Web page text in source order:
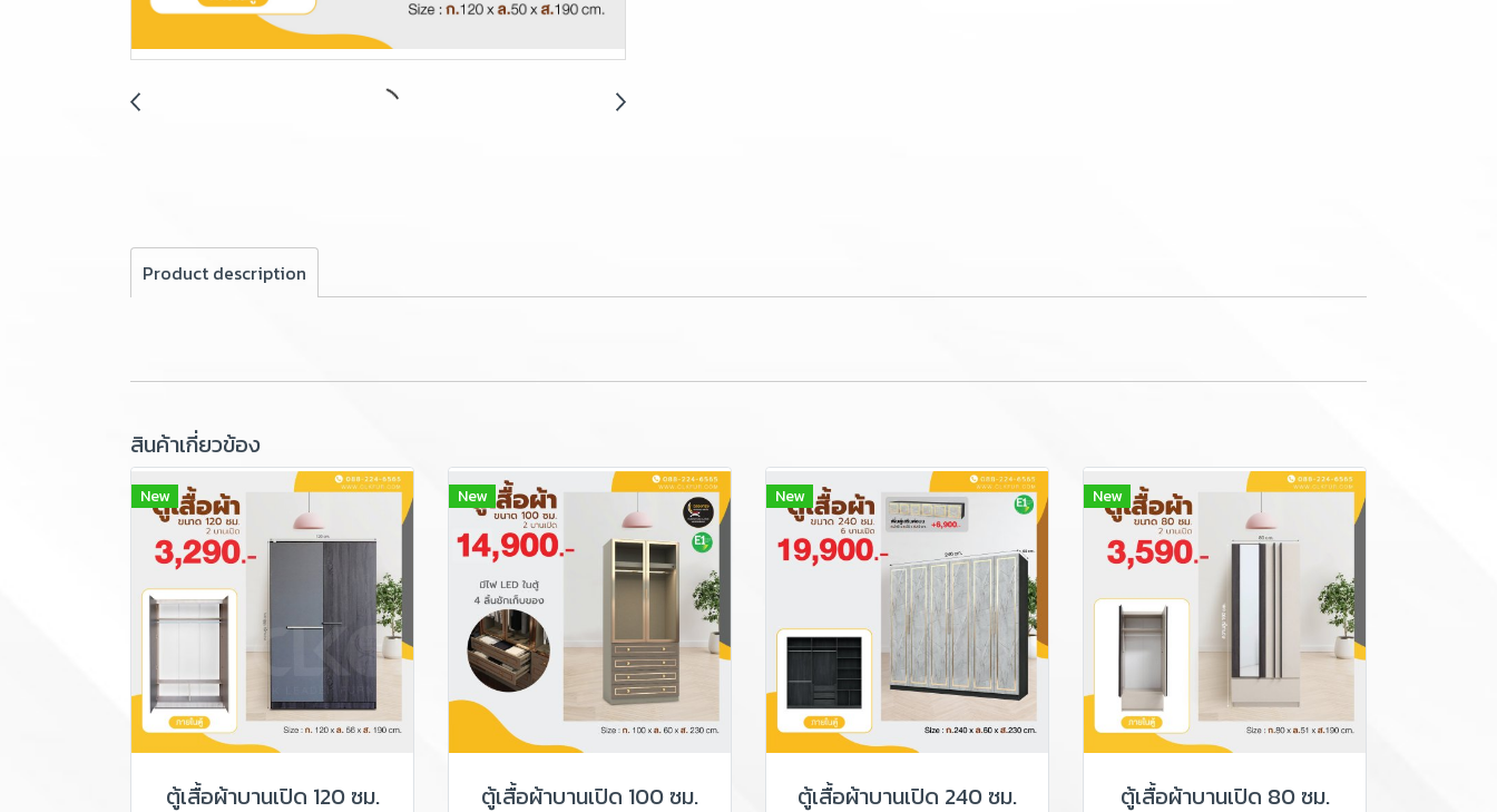
Product description
สินค้าเกี่ยวข้อง
New
ตู้เสื้อผ้าบานเปิด 120 ซม.
New
ตู้เสื้อผ้าบานเปิด 100 ซม.
New
ตู้เสื้อผ้าบานเปิด 240 ซม.
New
ตู้เสื้อผ้าบานเปิด 80 ซม.